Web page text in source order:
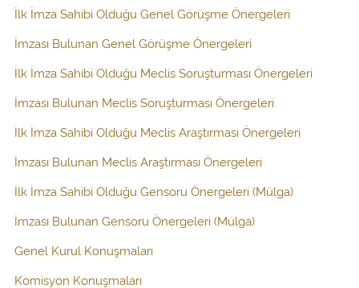
İlk İmza Sahibi Olduğu Genel Görüşme Önergeleri
İmzası Bulunan Genel Görüşme Önergeleri
İlk İmza Sahibi Olduğu Meclis Soruşturması Önergeleri
İmzası Bulunan Meclis Soruşturması Önergeleri
İlk İmza Sahibi Olduğu Meclis Araştırması Önergeleri
İmzası Bulunan Meclis Araştırması Önergeleri
İlk İmza Sahibi Olduğu Gensoru Önergeleri (Mülga)
İmzası Bulunan Gensoru Önergeleri (Mülga)
Genel Kurul Konuşmaları
Komisyon Konuşmaları